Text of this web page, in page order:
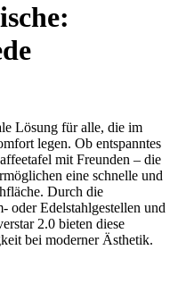
Lösung für alle, die im
legen. Ob entspanntes
mit Freunden – die
eine schnelle und
Durch die
oder Edelstahlgestellen und
2.0 bieten diese
bei moderner Ästhetik.